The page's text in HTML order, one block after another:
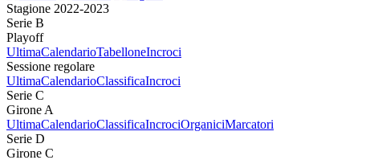
Stagione 2022-2023
Serie B
Playoff
UltimaCalendarioTabelloneIncroci
Sessione regolare
UltimaCalendarioClassificaIncroci
Serie C
Girone A
UltimaCalendarioClassificaIncrociOrganiciMarcatori
Serie D
Girone C